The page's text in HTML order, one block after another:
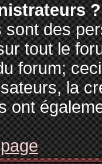
?
sont des
tout le
forum;
la
ont